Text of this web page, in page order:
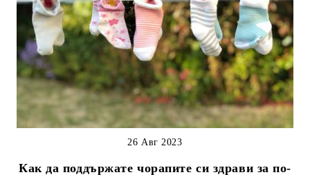
Как да поддържате чорапите си здрави за по-
26 Авг 2023